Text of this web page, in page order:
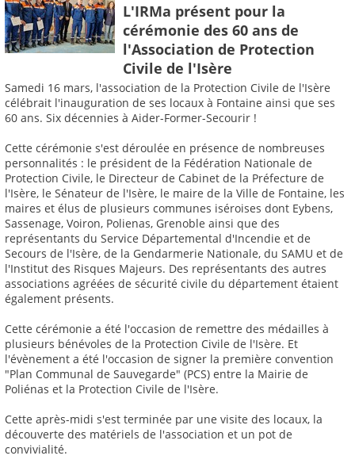
L'IRMa présent pour la
cérémonie des 60 ans de
l'Association de Protection
Civile de l'Isère
Samedi 16 mars, l'association de la Protection Civile de l'Isère
célébrait l'inauguration de ses locaux à Fontaine ainsi que ses
60 ans. Six décennies à Aider-Former-Secourir !
Cette cérémonie s'est déroulée en présence de nombreuses
personnalités : le président de la Fédération Nationale de
Protection Civile, le Directeur de Cabinet de la Préfecture de
l'Isère, le Sénateur de l'Isère, le maire de la Ville de Fontaine, les
maires et élus de plusieurs communes iséroises dont Eybens,
Sassenage, Voiron, Polienas, Grenoble ainsi que des
représentants du Service Départemental d'Incendie et de
Secours de l'Isère, de la Gendarmerie Nationale, du SAMU et de
l'Institut des Risques Majeurs. Des représentants des autres
associations agréées de sécurité civile du département étaient
également présents.
Cette cérémonie a été l'occasion de remettre des médailles à
plusieurs bénévoles de la Protection Civile de l'Isère. Et
l'évènement a été l'occasion de signer la première convention
"Plan Communal de Sauvegarde" (PCS) entre la Mairie de
Poliénas et la Protection Civile de l'Isère.
Cette après-midi s'est terminée par une visite des locaux, la
découverte des matériels de l'association et un pot de
convivialité.